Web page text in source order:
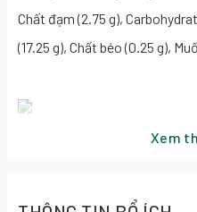
Chất đạm (2.75 g),
(17.25 g), Chất béo (0.25 g),
Xem